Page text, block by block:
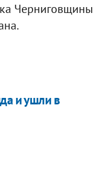
Черниговщины
и ушли в